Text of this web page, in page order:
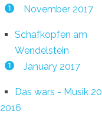
1 November 2017
Schafkopfen am
Wendelstein
1 January 2017
Das wars - Musik
2016